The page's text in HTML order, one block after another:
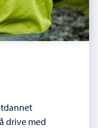
drive med